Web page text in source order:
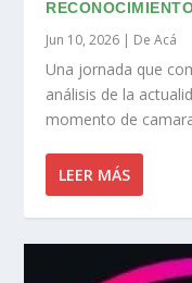
Jun 10, 2026 | De Acá
Una jornada que
análisis de la
momento de
LEER MÁS